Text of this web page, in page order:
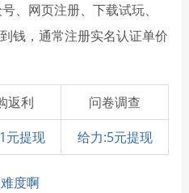
、网页注册、下载试玩、
钱，通常注册实名认证单价
返利
问卷调查
元提现 给力:5元提现
度啊